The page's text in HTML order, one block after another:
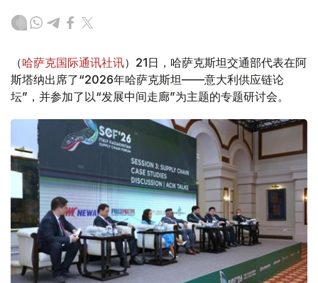
（哈萨克国际通讯社讯）21日，哈萨克斯坦交通部代表在阿
斯塔纳出席了“2026年哈萨克斯坦——意大利供应链论
坛”，并参加了以“发展中间走廊”为主题的专题研讨会。